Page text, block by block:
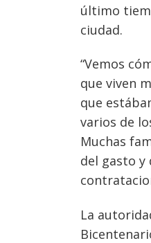
último
ciudad.
“Vemos
que viven
que
varios de
Muchas
del gasto y
La